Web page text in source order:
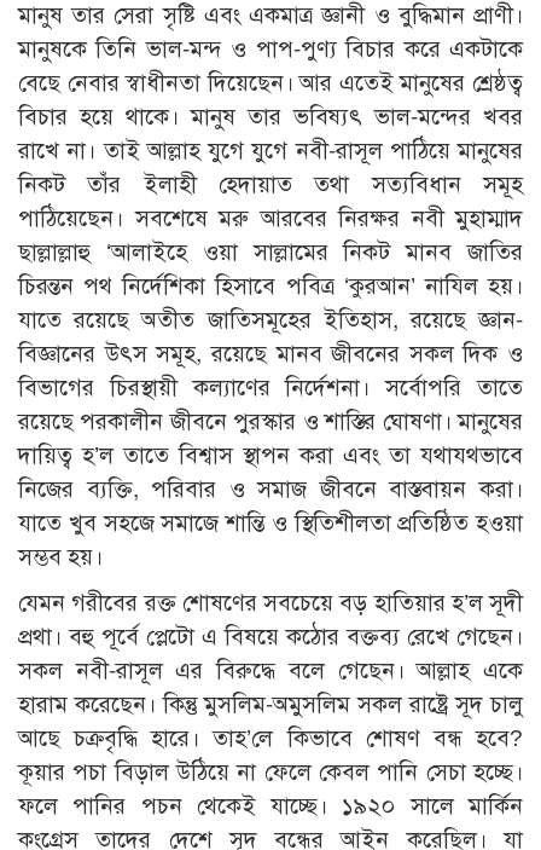
মানুষ তার সেরা সৃষ্টি এবং একমাত্র জ্ঞানী ও বুদ্ধিমান প্রাণী।
মানুষকে তিনি ভাল-মন্দ ও পাপ-পুণ্য বিচার করে একটাকে
বেছে নেবার স্বাধীনতা দিয়েছেন। আর এতেই মানুষের শ্রেষ্ঠত্ব
বিচার হয়ে থাকে। মানুষ তার ভবিষ্যৎ ভাল-মন্দের খবর
রাখে না। তাই আল্লাহ যুগে যুগে নবী-রাসূল পাঠিয়ে মানুষের
নিকট তাঁর ইলাহী হেদায়াত তথা সত্যবিধান সমূহ
পাঠিয়েছেন। সবশেষে মরু আরবের নিরক্ষর নবী মুহাম্মাদ
ছাল্লাল্লাহু ‘আলাইহে ওয়া সাল্লামের নিকট মানব জাতির
চিরন্তন পথ নির্দেশিকা হিসাবে পবিত্র ‘কুরআন’ নাযিল হয়।
যাতে রয়েছে অতীত জাতিসমূহের ইতিহাস, রয়েছে জ্ঞান-
বিজ্ঞানের উৎস সমূহ, রয়েছে মানব জীবনের সকল দিক ও
বিভাগের চিরস্থায়ী কল্যাণের নির্দেশনা। সর্বোপরি তাতে
রয়েছে পরকালীন জীবনে পুরস্কার ও শাস্তির ঘোষণা। মানুষের
দায়িত্ব হ’ল তাতে বিশ্বাস স্থাপন করা এবং তা যথাযথভাবে
নিজের ব্যক্তি, পরিবার ও সমাজ জীবনে বাস্তবায়ন করা।
যাতে খুব সহজে সমাজে শান্তি ও স্থিতিশীলতা প্রতিষ্ঠিত হওয়া
সম্ভব হয়।
যেমন গরীবের রক্ত শোষণের সবচেয়ে বড় হাতিয়ার হ’ল সূদী
প্রথা। বহু পূর্বে প্লেটো এ বিষয়ে কঠোর বক্তব্য রেখে গেছেন।
সকল নবী-রাসূল এর বিরুদ্ধে বলে গেছেন। আল্লাহ একে
হারাম করেছেন। কিন্তু মুসলিম-অমুসলিম সকল রাষ্ট্রে সূদ চালু
আছে চক্রবৃদ্ধি হারে। তাহ’লে কিভাবে শোষণ বন্ধ হবে?
কূয়ার পচা বিড়াল উঠিয়ে না ফেলে কেবল পানি সেচা হচ্ছে।
ফলে পানির পচন থেকেই যাচ্ছে। ১৯২০ সালে মার্কিন
কংগ্রেস তাদের দেশে সূদ বন্ধের আইন করেছিল। যা